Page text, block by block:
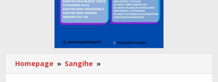
Homepage » Sangihe »
Koramil